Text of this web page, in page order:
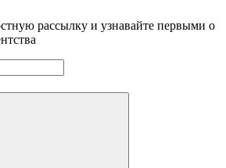
рассылку и узнавайте первыми о